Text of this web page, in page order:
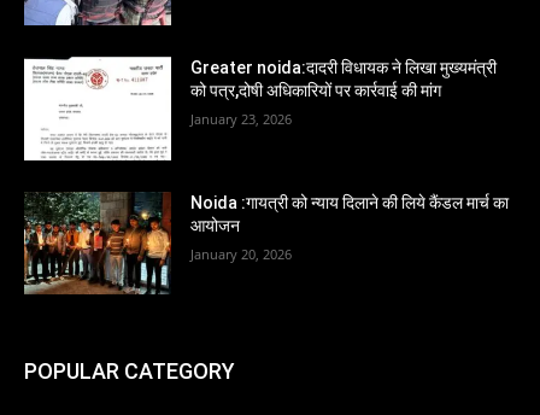
Greater noida:दादरी विधायक ने लिखा मुख्यमंत्री
को पत्र,दोषी अधिकारियों पर कार्रवाई की मांग
January 23, 2026
Noida :गायत्री को न्याय दिलाने की लिये कैंडल मार्च का
आयोजन
January 20, 2026
POPULAR CATEGORY